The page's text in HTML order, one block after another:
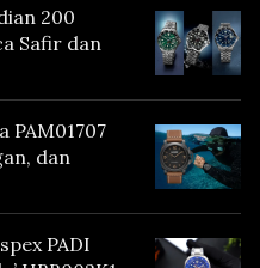
200
Safir dan
PAM01707
dan
PADI